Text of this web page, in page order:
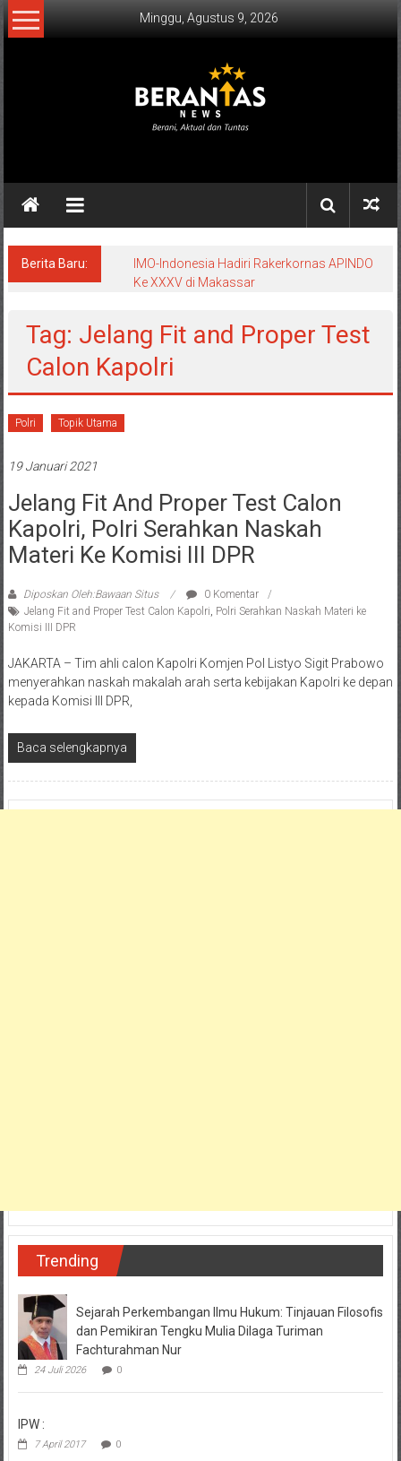
Lompat
ke
Minggu, Agustus 9, 2026
NEWS
Aktual
Tuntas.
Berita Baru:
IMO-Indonesia Hadiri Rakerkornas APINDO
Ke XXXV di Makassar
Tag: Jelang Fit and Proper Test
Calon Kapolri
Polri Topik Utama
19 Januari 2021
Jelang Fit And Proper Test Calon
Kapolri, Polri Serahkan Naskah
Materi Ke Komisi III DPR
Diposkan Oleh:Bawaan Situs
0 Komentar
Jelang Fit and Proper Test Calon Kapolri, Polri Serahkan Naskah Materi ke
Komisi III DPR
JAKARTA – Tim ahli calon Kapolri Komjen Pol Listyo Sigit Prabowo
menyerahkan naskah makalah arah serta kebijakan Kapolri ke depan
kepada Komisi III DPR,
Baca selengkapnya
Trending
Sejarah Perkembangan Ilmu Hukum: Tinjauan Filosofis
dan Pemikiran Tengku Mulia Dilaga Turiman
Fachturahman Nur
24 Juli 2026 0
IPW :
7 April 2017 0